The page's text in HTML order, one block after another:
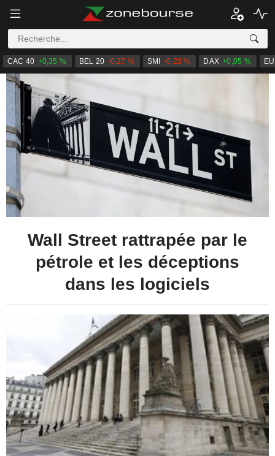
CAC 40 +0,35 % BEL 20 -0,27 % SMI -0,23 % DAX +0,05 %
Wall Street rattrapée par le
pétrole et les déceptions
dans les logiciels